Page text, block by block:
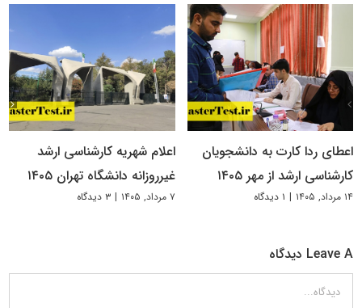
اعطای ردا کارت به دانشجویان
کارشناسی ارشد از مهر ۱۴۰۵
۱۴ مرداد, ۱۴۰۵ | ۱ دیدگاه
اعلام شهریه کارشناسی ارشد
غیرروزانه دانشگاه تهران ۱۴۰۵
۷ مرداد, ۱۴۰۵ | ۳ دیدگاه
Leave A دیدگاه
دیدگاه